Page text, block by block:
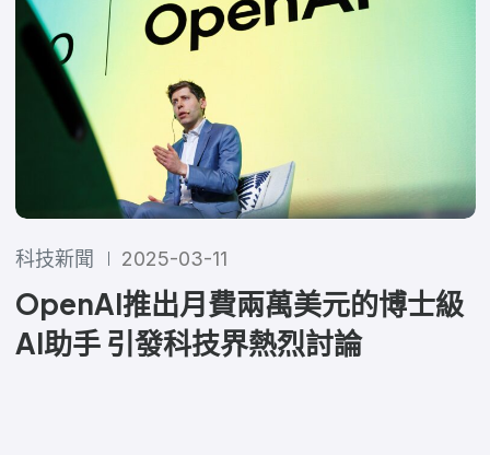
科技新聞 2025-03-11
OpenAI推出月費兩萬美元的博士級
AI助手 引發科技界熱烈討論